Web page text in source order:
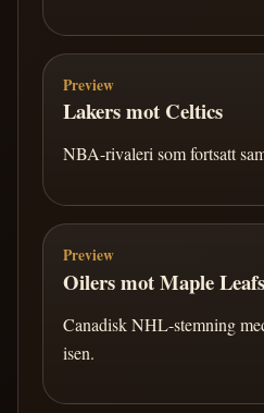
Preview
Lakers mot Celtics
NBA-rivaleri som fortsatt
Preview
Oilers mot Maple Leafs
Canadisk NHL-stemning
isen.